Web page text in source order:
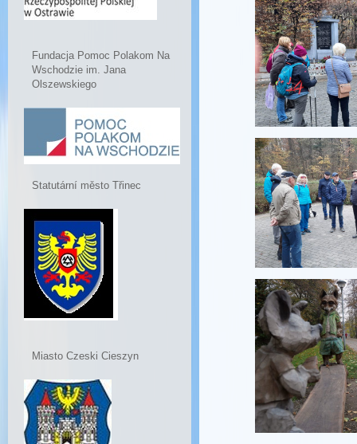
Fundacja Pomoc Polakom Na
Wschodzie im. Jana
Olszewskiego
Statutární město Třinec
Miasto Czeski Cieszyn